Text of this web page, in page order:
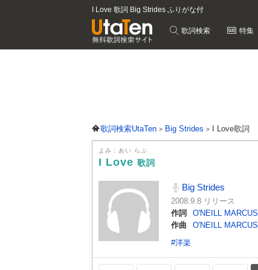
I Love 歌詞 Big Strides ふりがな付
歌詞検索 特集
歌詞検索UtaTen Big Strides I Love歌詞
よみ：あい らぶ
I Love 歌詞
Big Strides
2008.9.8 リリース
作詞
O'NEILL MARCUS
作曲
O'NEILL MARCUS
#洋楽